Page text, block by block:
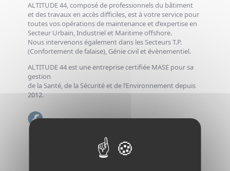
ALTITUDE 44, composé de professionnels du bâtiment
et des travaux en accès difficiles, est à votre service pour
toutes vos opérations de maintenance et d’expertise en
Secteur Urbain, Industriel et Maritime offshore.
Nous intervenons également dans les Secteurs T.P.
(Confortement de falaise), Génie civil et évènementiel.
ALTITUDE 44 est une entreprise certifiée MASE pour sa
gestion
de la Santé, de la Sécurité et de l’Environnement depuis
2012.